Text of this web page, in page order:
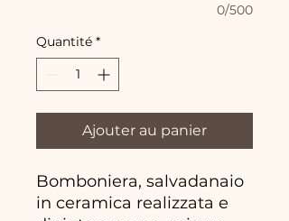
0/500
Quantité *
Ajouter au panier
Bomboniera, salvadanaio
in ceramica realizzata e